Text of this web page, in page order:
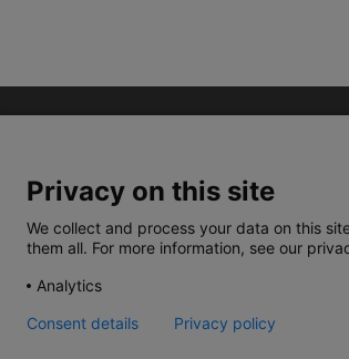
TERMOS E CONDIÇÕES
Privacy on this site
We collect and process your data on this
them all. For more information, see our
Analytics
Consent details Privacy policy